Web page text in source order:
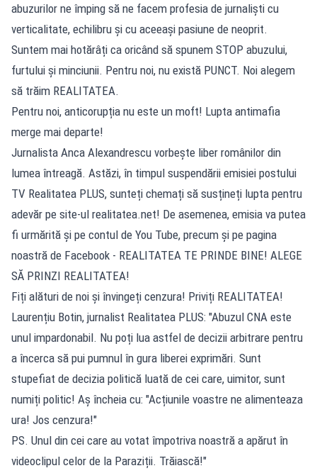
abuzurilor ne împing să ne facem profesia de jurnaliști cu
verticalitate, echilibru și cu aceeași pasiune de neoprit.
Suntem mai hotărâți ca oricând să spunem STOP abuzului,
furtului și minciunii. Pentru noi, nu există PUNCT. Noi alegem
să trăim REALITATEA.
Pentru noi, anticorupția nu este un moft! Lupta antimafia
merge mai departe!
Jurnalista Anca Alexandrescu vorbește liber românilor din
lumea întreagă. Astăzi, în timpul suspendării emisiei postului
TV Realitatea PLUS, sunteți chemați să susțineți lupta pentru
adevăr pe site-ul realitatea.net! De asemenea, emisia va putea
fi urmărită și pe contul de You Tube, precum și pe pagina
noastră de Facebook - REALITATEA TE PRINDE BINE! ALEGE
SĂ PRINZI REALITATEA!
Fiți alături de noi și învingeți cenzura! Priviți REALITATEA!
Laurențiu Botin, jurnalist Realitatea PLUS: "Abuzul CNA este
unul impardonabil. Nu poți lua astfel de decizii arbitrare pentru
a încerca să pui pumnul în gura liberei exprimări. Sunt
stupefiat de decizia politică luată de cei care, uimitor, sunt
numiți politic! Aș încheia cu: "Acțiunile voastre ne alimenteaza
ura! Jos cenzura!"
PS. Unul din cei care au votat împotriva noastră a apărut în
videoclipul celor de la Paraziții. Trăiască!"